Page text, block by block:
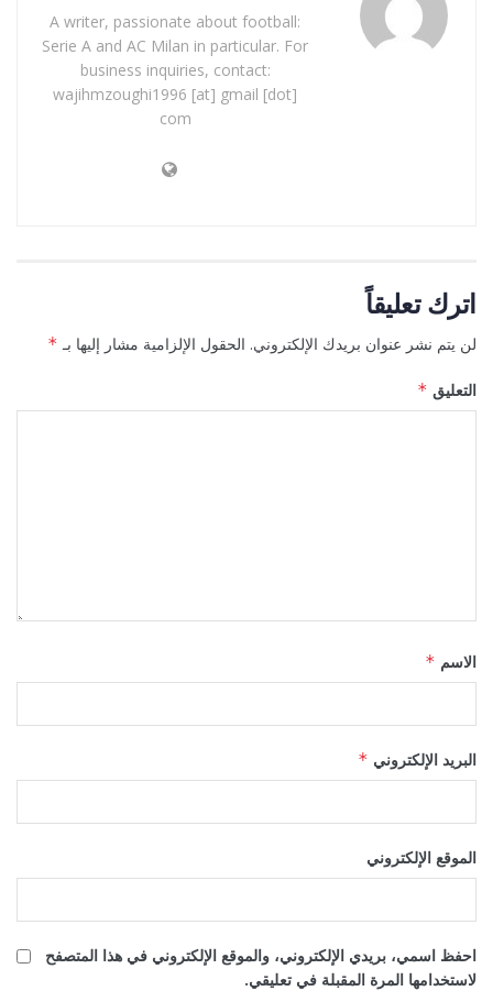
A writer, passionate about football:
Serie A and AC Milan in particular. For
business inquiries, contact:
wajihmzoughi1996 [at] gmail [dot]
com
اترك تعليقاً
لن يتم نشر عنوان بريدك الإلكتروني. الحقول الإلزامية مشار إليها بـ *
التعليق *
الاسم *
البريد الإلكتروني *
الموقع الإلكتروني
احفظ اسمي، بريدي الإلكتروني، والموقع الإلكتروني في هذا المتصفح
لاستخدامها المرة المقبلة في تعليقي.